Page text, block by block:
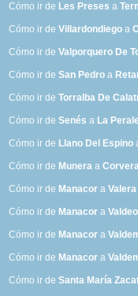
Cómo ir de Les Preses a
Cómo ir deVillardondiego a
Cómo ir deValporquero De
Cómo ir deSan Pedro a
Cómo ir deTorralba De
Cómo ir deSenés a La
Cómo ir de Llano Del Espino
Cómo ir de Munera a
Cómo ir de Manacor a
Cómo ir de Manacor a
Cómo ir de Manacor a
Cómo ir de Manacor a
Cómo ir deSanta María